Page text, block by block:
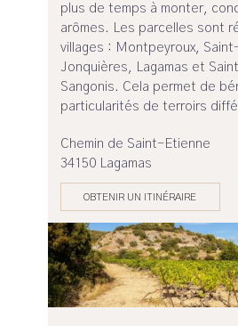
plus de temps à monter,
arômes. Les parcelles sont
villages : Montpeyroux,
Jonquières, Lagamas et
Sangonis. Cela permet de
particularités de terroirs
Chemin de Saint-Etienne
34150 Lagamas
OBTENIR UN ITINÉRAIRE